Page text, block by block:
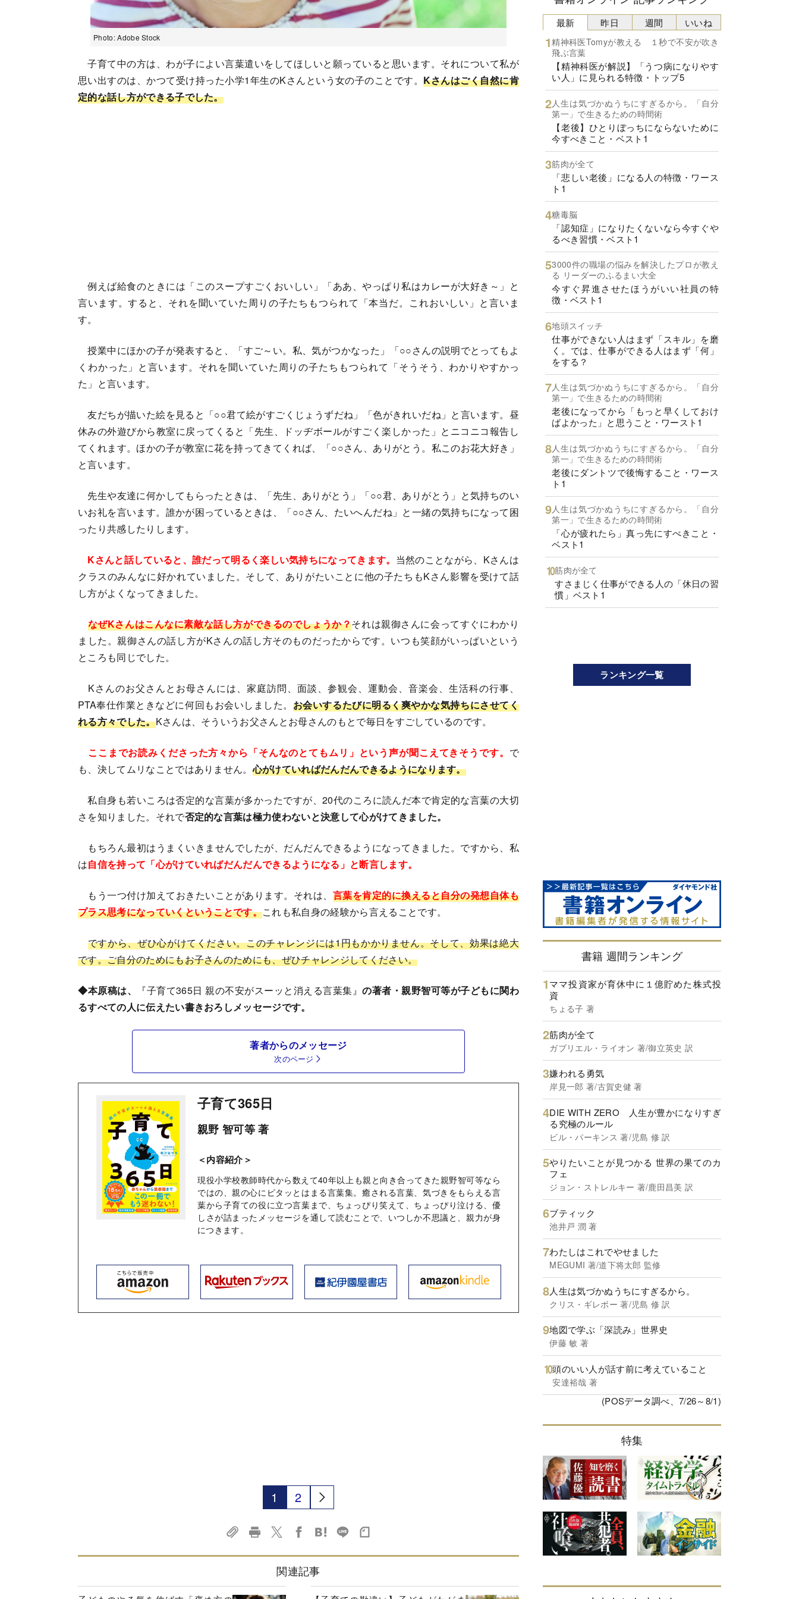
Photo: Adobe Stock
子育て中の方は、わが子によい言葉遣いをしてほしいと願っていると思います。それについて私が
思い出すのは、かつて受け持った小学1年生のKさんという女の子のことです。Kさんはごく自然に肯
定的な話し方ができる子でした。
例えば給食のときには「このスープすごくおいしい」「ああ、やっぱり私はカレーが大好き～」と
言います。すると、それを聞いていた周りの子たちもつられて「本当だ。これおいしい」と言いま
す。
授業中にほかの子が発表すると、「すご～い。私、気がつかなった」「○○さんの説明でとってもよ
くわかった」と言います。それを聞いていた周りの子たちもつられて「そうそう、わかりやすかっ
た」と言います。
友だちが描いた絵を見ると「○○君て絵がすごくじょうずだね」「色がきれいだね」と言います。昼
休みの外遊びから教室に戻ってくると「先生、ドッヂボールがすごく楽しかった」とニコニコ報告し
てくれます。ほかの子が教室に花を持ってきてくれば、「○○さん、ありがとう。私このお花大好き」
と言います。
先生や友達に何かしてもらったときは、「先生、ありがとう」「○○君、ありがとう」と気持ちのい
いお礼を言います。誰かが困っているときは、「○○さん、たいへんだね」と一緒の気持ちになって困
ったり共感したりします。
Kさんと話していると、誰だって明るく楽しい気持ちになってきます。 当然のことながら、Kさんは
クラスのみんなに好かれていました。そして、ありがたいことに他の子たちもKさん影響を受けて話
し方がよくなってきました。
なぜKさんはこんなに素敵な話し方ができるのでしょうか？それは親御さんに会ってすぐにわかり
ました。親御さんの話し方がKさんの話し方そのものだったからです。いつも笑顔がいっぱいという
ところも同じでした。
Kさんのお父さんとお母さんには、家庭訪問、面談、参観会、運動会、音楽会、生活科の行事、
PTA奉仕作業ときなどに何回もお会いしました。 お会いするたびに明るく爽やかな気持ちにさせてく
れる方々でした。Kさんは、そういうお父さんとお母さんのもとで毎日をすごしているのです。
ここまでお読みくださった方々から「そんなのとてもムリ」という声が聞こえてきそうです。 で
も、決してムリなことではありません。心がけていればだんだんできるようになります。
私自身も若いころは否定的な言葉が多かったですが、20代のころに読んだ本で肯定的な言葉の大切
さを知りました。それで否定的な言葉は極力使わないと決意して心がけてきました。
もちろん最初はうまくいきませんでしたが、だんだんできるようになってきました。ですから、私
は自信を持って「心がけていればだんだんできるようになる」と断言します。
もう一つ付け加えておきたいことがあります。それは、 言葉を肯定的に換えると自分の発想自体も
プラス思考になっていくということです。これも私自身の経験から言えることです。
ですから、ぜひ心がけてください。このチャレンジには1円もかかりません。そして、効果は絶大
です。ご自分のためにもお子さんのためにも、ぜひチャレンジしてください。
◆本原稿は、 『子育て365日 親の不安がスーッと消える言葉集』の著者・親野智可等が子どもに関わ
るすべての人に伝えたい書きおろしメッセージです。
著者からのメッセージ
次のページ
子育て365日
親野 智可等 著
＜内容紹介＞
現役小学校教師時代から数えて40年以上も親と向き合ってきた親野智可等なら
ではの、親の心にピタッとはまる言葉集。癒される言葉、気づきをもらえる言
葉から子育ての役に立つ言葉まで、ちょっぴり笑えて、ちょっぴり泣ける、優
しさが詰まったメッセージを通して読むことで、いつしか不思議と、親力が身
につきます。
1 2
関連記事
最新
精神科医Tomyが教える １秒で不安が吹き
飛ぶ言葉
【精神科医が解説】「うつ病になりやす
い人」に見られる特徴・トップ5
人生は気づかぬうちにすぎるから。「自分
第一」で生きるための時間術
【老後】ひとりぼっちにならないために
今すべきこと・ベスト1
筋肉が全て
「悲しい老後」になる人の特徴・ワース
ト1
糖毒脳
「認知症」になりたくないなら今すぐや
るべき習慣・ベスト1
3000件の職場の悩みを解決したプロが教え
る リーダーのふるまい大全
今すぐ昇進させたほうがいい社員の特
徴・ベスト1
地頭スイッチ
仕事ができない人はまず「スキル」を磨
く。では、仕事ができる人はまず「何」
をする？
人生は気づかぬうちにすぎるから。「自分
第一」で生きるための時間術
老後になってから「もっと早くしておけ
ばよかった」と思うこと・ワースト1
人生は気づかぬうちにすぎるから。「自分
第一」で生きるための時間術
老後にダントツで後悔すること・ワース
ト1
人生は気づかぬうちにすぎるから。「自分
第一」で生きるための時間術
「心が疲れたら」真っ先にすべきこと・
ベスト1
筋肉が全て
すさまじく仕事ができる人の「休日の習
慣」ベスト1
昨日 週間 いいね
ランキング一覧
書籍 週間ランキング
ママ投資家が育休中に１億貯めた株式投
資
ちょる子 著
筋肉が全て
ガブリエル・ライオン 著/御立英史 訳
嫌われる勇気
岸見一郎 著/古賀史健 著
DIE WITH ZERO 人生が豊かになりすぎ
る究極のルール
ビル・パーキンス 著/児島 修 訳
やりたいことが見つかる 世界の果てのカ
フェ
ジョン・ストレルキー 著/鹿田昌美 訳
ブティック
池井戸 潤 著
わたしはこれでやせました
MEGUMI 著/道下将太郎 監修
人生は気づかぬうちにすぎるから。
クリス・ギレボー 著/児島 修 訳
地図で学ぶ「深読み」世界史
伊藤 敏 著
頭のいい人が話す前に考えていること
安達裕哉 著
(POSデータ調べ、7/26～8/1)
特集